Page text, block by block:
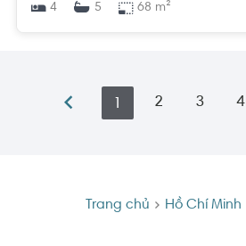
4
5 68 m²
1 2 3 4
Trang chủ Hồ Chí Minh